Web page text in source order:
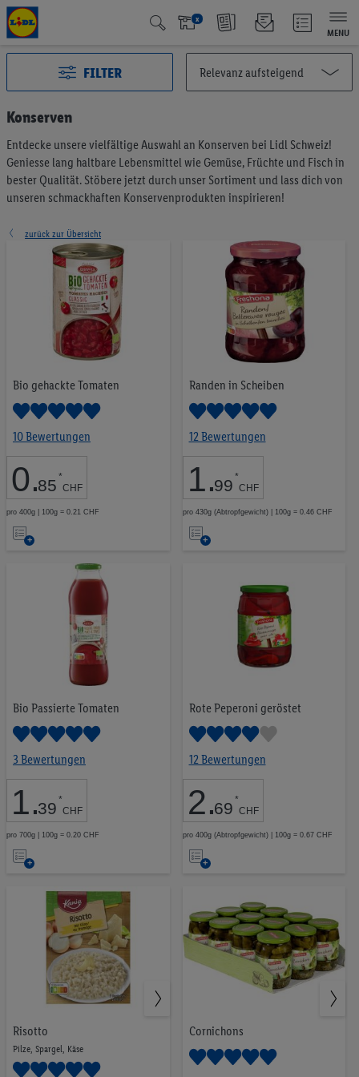
x
MENU
Konserven
Entdecke unsere vielfältige Auswahl an Konserven bei Lidl Schweiz!
Geniesse lang haltbare Lebensmittel wie Gemüse, Früchte und Fisch in
bester Qualität. Stöbere jetzt durch unser Sortiment und lass dich von
unseren schmackhaften Konservenprodukten inspirieren!
zurück zur Übersicht
Bio gehackte Tomaten
10 Bewertungen
0.85 *
CHF
pro 400g | 100g = 0.21 CHF
Auf
Merkliste
Randen in Scheiben
12 Bewertungen
1.99 *
CHF
pro 430g (Abtropfgewicht) | 100g = 0.46 CHF
Auf
Merkliste
Bio Passierte Tomaten
3 Bewertungen
1.39 *
CHF
pro 700g | 100g = 0.20 CHF
Auf
Merkliste
Rote Peperoni geröstet
12 Bewertungen
2.69 *
CHF
pro 400g (Abtropfgewicht) | 100g = 0.67 CHF
Auf
Merkliste
Risotto
Pilze, Spargel, Käse
Cornichons
FILTER
Alle Kategorien 2999
Aktuelle Aktionen 128
Qualité Suisse 440
Testsieger 65
Vegan & Vegetarisch
Früchte & Gemüse 201
Brot & Backwaren 190
Müesli & Brotaufstrich
Kaffee & Tee
75
Milchprodukte & Eier
Fleisch 296
Fische 44
Gewürze & Öle
Konserven
Obst- und Gemüsekonserven
62
Tiefkühlprodukte
Süssigkeiten & Snacks
Alkoholfreie Getränke
36
Wein & Sekt 130
Spirituosen & Liköre
Haushalt & Reinigung
Kosmetik & Pflege
Tiernahrung 42
Tabakwaren 23
Pflanzliche Proteine
CHF 0.00 CHF 19.99
LOS